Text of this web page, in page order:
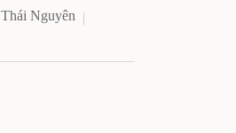
Nguyên